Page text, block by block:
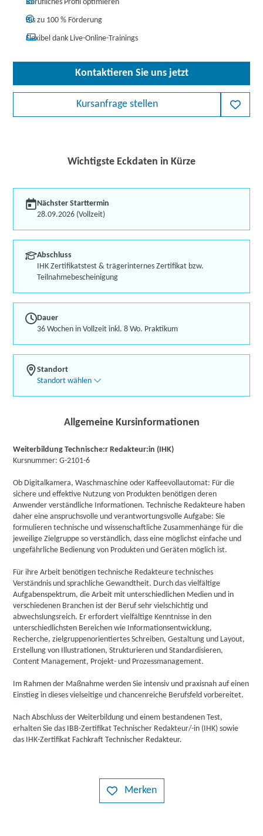
Berufliches Profil optimieren
Bis zu 100 % Förderung
Flexibel dank Live-Online-Trainings
Kontaktieren Sie uns jetzt
Kursanfrage stellen
Wichtigste Eckdaten in Kürze
Nächster Starttermin
28.09.2026 (Vollzeit)
Abschluss
IHK Zertifikatstest & trägerinternes Zertifikat bzw.
Teilnahmebescheinigung
Dauer
36 Wochen in Vollzeit inkl. 8 Wo. Praktikum
Standort
Standort wählen
Allgemeine Kursinformationen
Weiterbildung Technische:r Redakteur:in (IHK)
Kursnummer: G-2101-6
Ob Digitalkamera, Waschmaschine oder Kaffeevollautomat: Für die
sichere und effektive Nutzung von Produkten benötigen deren
Anwender verständliche Informationen. Technische Redakteure haben
daher eine anspruchsvolle und verantwortungsvolle Aufgabe: Sie
formulieren technische und wissenschaftliche Zusammenhänge für die
jeweilige Zielgruppe so verständlich, dass eine möglichst einfache und
ungefährliche Bedienung von Produkten und Geräten möglich ist.
Für ihre Arbeit benötigen technische Redakteure technisches
Verständnis und sprachliche Gewandtheit. Durch das vielfältige
Aufgabenspektrum, die Arbeit mit unterschiedlichen Medien und in
verschiedenen Branchen ist der Beruf sehr vielschichtig und
abwechslungsreich. Er erfordert vielfältige Kenntnisse in den
unterschiedlichsten Bereichen wie Informationsentwicklung,
Recherche, zielgruppenorientiertes Schreiben, Gestaltung und Layout,
Erstellung von Illustrationen, Strukturieren und Standardisieren,
Content Management, Projekt- und Prozessmanagement.
Im Rahmen der Maßnahme werden Sie intensiv und praxisnah auf einen
Einstieg in dieses vielseitige und chancenreiche Berufsfeld vorbereitet.
Nach Abschluss der Weiterbildung und einem bestandenen Test,
erhalten Sie das IBB-Zertifikat Technischer Redakteur/-in (IHK) sowie
das IHK-Zertifikat Fachkraft Technischer Redakteur.
Merken